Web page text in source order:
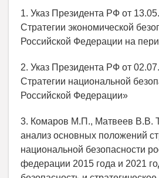
1. Указ Президента РФ от
Стратегии экономической
Российской Федерации на
2. Указ Президента РФ от
Стратегии национальной
Российской Федерации»
3. Комаров М.П., Матвеев В.В.
анализ основных положений
национальной безопасности
федерации 2015 года и 2021